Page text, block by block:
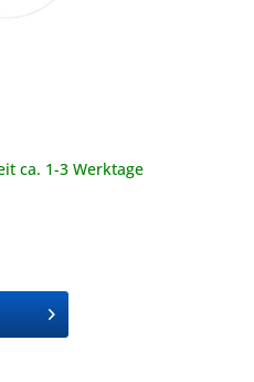
ca. 1-3 Werktage